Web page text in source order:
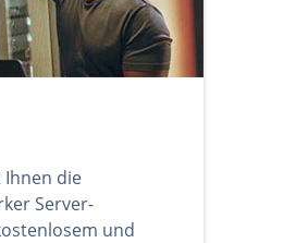
Ihnen die
Server-
und